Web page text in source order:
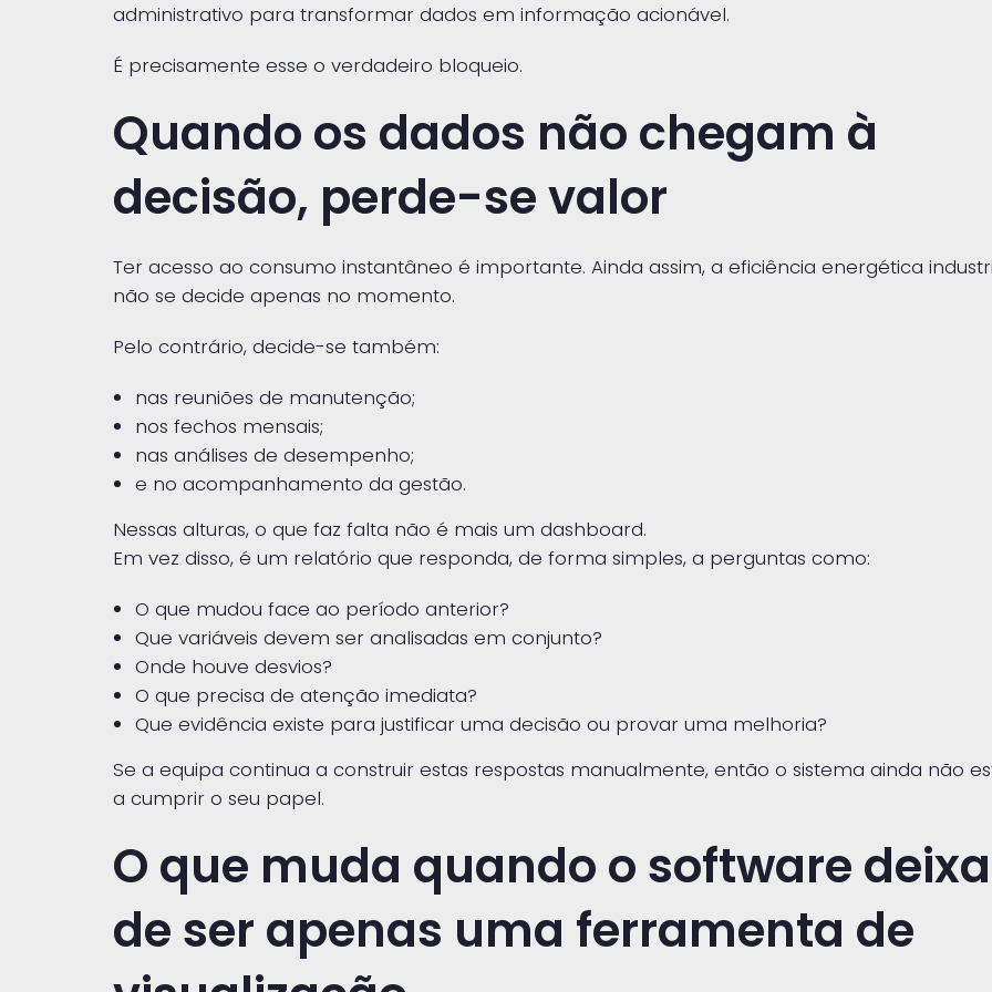
administrativo para transformar dados em informação acionável.
É precisamente esse o verdadeiro bloqueio.
Quando os dados não chegam à
decisão, perde-se valor
Ter acesso ao consumo instantâneo é importante. Ainda assim, a eficiência energética
não se decide apenas no momento.
Pelo contrário, decide-se também:
nas reuniões de manutenção;
nos fechos mensais;
nas análises de desempenho;
e no acompanhamento da gestão.
Nessas alturas, o que faz falta não é mais um dashboard.
Em vez disso, é um relatório que responda, de forma simples, a perguntas como:
O que mudou face ao período anterior?
Que variáveis devem ser analisadas em conjunto?
Onde houve desvios?
O que precisa de atenção imediata?
Que evidência existe para justificar uma decisão ou provar uma melhoria?
Se a equipa continua a construir estas respostas manualmente, então o sistema ainda não
a cumprir o seu papel.
O que muda quando o software deixa
de ser apenas uma ferramenta de